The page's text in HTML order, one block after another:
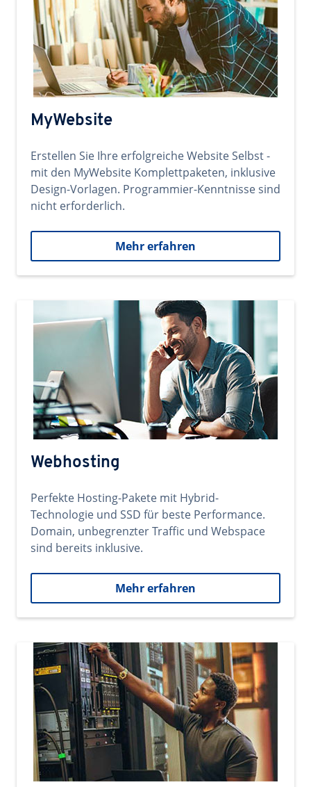
MyWebsite
Erstellen Sie Ihre erfolgreiche Website Selbst -
mit den MyWebsite Komplettpaketen, inklusive
Design-Vorlagen. Programmier-Kenntnisse sind
nicht erforderlich.
Mehr erfahren
Webhosting
Perfekte Hosting-Pakete mit Hybrid-
Technologie und SSD für beste Performance.
Domain, unbegrenzter Traffic und Webspace
sind bereits inklusive.
Mehr erfahren